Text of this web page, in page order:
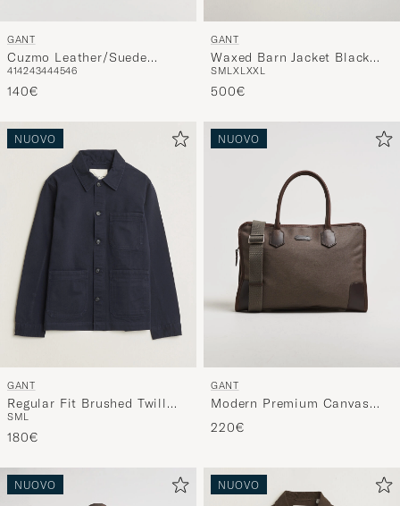
Cuzmo Leather/Suede
Sneaker Beige/Brown
41 424344 4546
Waxed Barn Jacket Black
Brown
SMLXLXXL
NUOVO
Regular Fit Brushed Twill
Overshirt Evening Blue
SML
NUOVO
Modern Premium Canvas
Commuter Bag Faded Taupe
NUOVO NUOVO